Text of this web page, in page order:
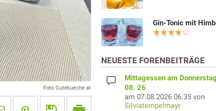
Foto Gutekueche.at
Gin-Tonic mit
NEUESTE FORENBEITRÄGE
Mittagessen am
08. 26
am 07.08.2026 06:35 von
Silviatempelmayr